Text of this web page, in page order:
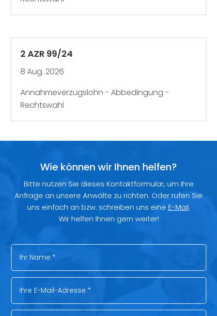
2 AZR 99/24
8 Aug. 2026
Annahmeverzugslohn - Abbedingung -
Rechtswahl
Wie können wir Ihnen helfen?
Bitte nutzen Sie dieses Kontaktformular, um Ihre
Anfrage an unsere Anwälte zu richten. Oder rufen Sie
uns einfach an bzw. schreiben uns eine E-Mail.
Wir helfen Ihnen gern weiter!